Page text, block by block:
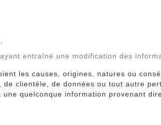
entraîné une modification des
les causes, origines, natures ou
clientèle, de données ou tout autre
quelconque information provenant